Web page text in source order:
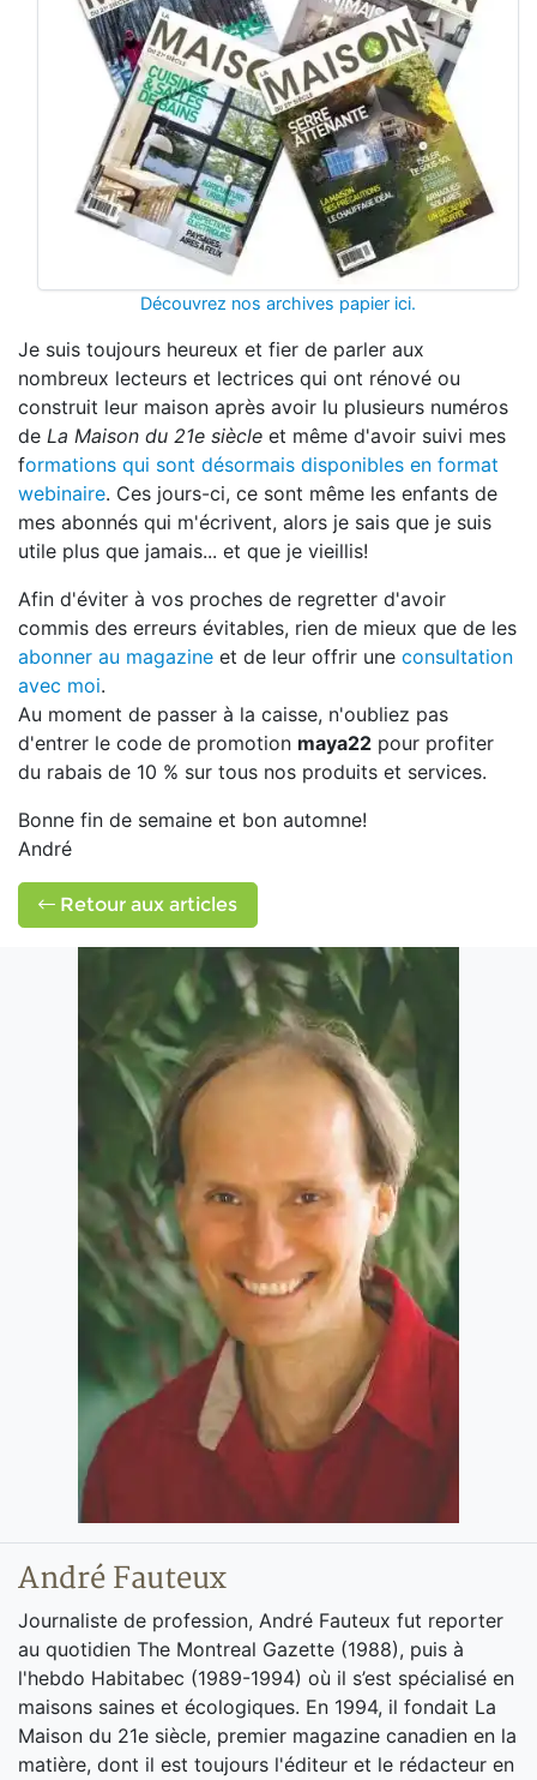
Découvrez nos archives papier ici.
Je suis toujours heureux et fier de parler aux
nombreux lecteurs et lectrices qui ont rénové ou
construit leur maison après avoir lu plusieurs numéros
de La Maison du 21e siècle et même d'avoir suivi mes
formations qui sont désormais disponibles en format
webinaire. Ces jours-ci, ce sont même les enfants de
mes abonnés qui m'écrivent, alors je sais que je suis
utile plus que jamais... et que je vieillis!
Afin d'éviter à vos proches de regretter d'avoir
commis des erreurs évitables, rien de mieux que de les
abonner au magazine et de leur offrir une consultation
avec moi.
Au moment de passer à la caisse, n'oubliez pas
d'entrer le code de promotion maya22 pour profiter
du rabais de 10 % sur tous nos produits et services.
Bonne fin de semaine et bon automne!
André
Retour aux articles
André Fauteux
Journaliste de profession, André Fauteux fut reporter
au quotidien The Montreal Gazette (1988), puis à
l'hebdo Habitabec (1989-1994) où il s’est spécialisé en
maisons saines et écologiques. En 1994, il fondait La
Maison du 21e siècle, premier magazine canadien en la
matière, dont il est toujours l'éditeur et le rédacteur en